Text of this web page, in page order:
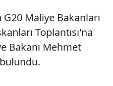
Maliye Bakanları
Toplantısı'na
Bakanı Mehmet